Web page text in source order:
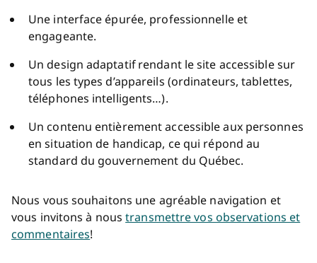
Une interface épurée, professionnelle et
engageante.
Un design adaptatif rendant le site accessible sur
tous les types d’appareils (ordinateurs, tablettes,
téléphones intelligents…).
Un contenu entièrement accessible aux personnes
en situation de handicap, ce qui répond au
standard du gouvernement du Québec.
Nous vous souhaitons une agréable navigation et
vous invitons à noustransmettre vos observations et
commentaires!